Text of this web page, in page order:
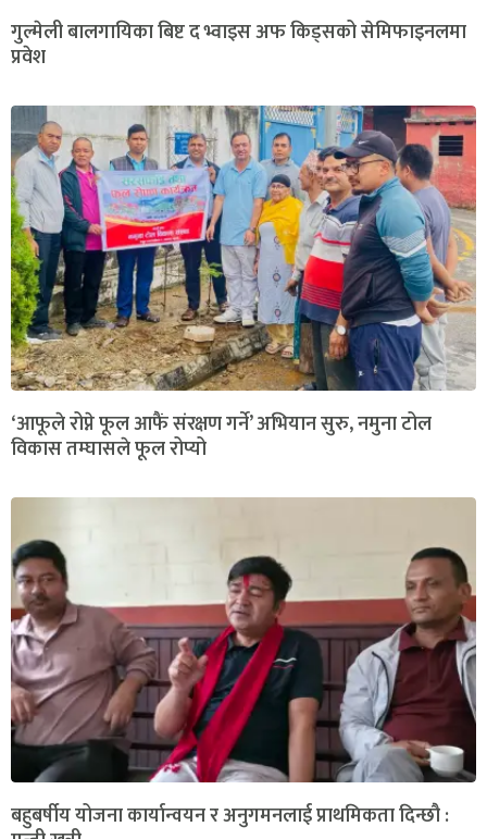
गुल्मेली बालगायिका बिष्ट द भ्वाइस अफ किड्सको सेमिफाइनलमा
प्रवेश
‘आफूले रोप्ने फूल आफैं संरक्षण गर्ने’ अभियान सुरु, नमुना टोल
विकास तम्घासले फूल रोप्यो
बहुबर्षीय योजना कार्यान्वयन र अनुगमनलाई प्राथमिकता दिन्छौ :